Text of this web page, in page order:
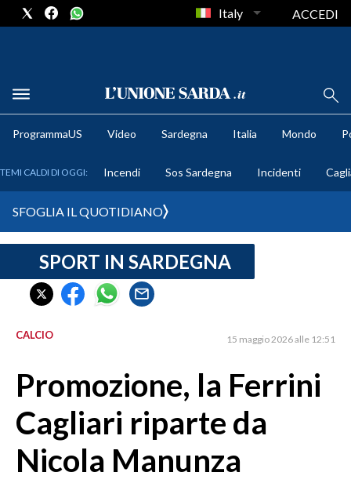
METEO
CRONACA SARDEGNA
CAGLIARI
SULCIS IGLESIENTE
ORISTANO E PROVINCIA
GALLURA
NUORO E PROVINCIA
OGLIASTRA
Italy ACCEDI
ProgrammaUS Video Sardegna Italia Mondo
TEMI CALDI DI OGGI: Incendi Sos Sardegna Incidenti
SFOGLIA IL QUOTIDIANO
SPORT IN SARDEGNA
CALCIO 15 maggio 2026 alle 12:51
Promozione, la Ferrini
Cagliari riparte da
Nicola Manunza